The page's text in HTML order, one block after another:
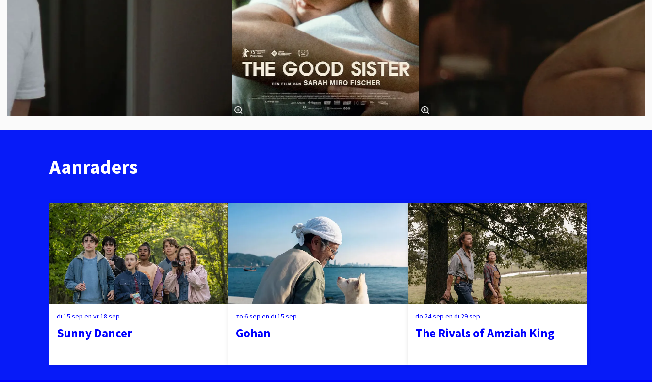
Aanraders
Sunny Dancer
di 15 sep en vr 18 sep
Gohan
zo 6 sependi 15 sep
The Rivals of Amziah King
do 24 sep en di 29 sep